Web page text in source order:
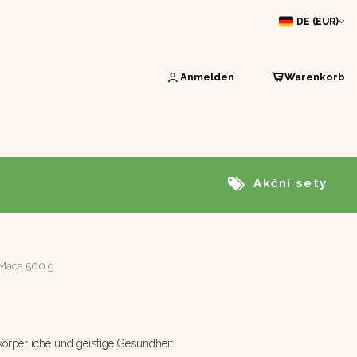
DE (EUR)
Anmelden Warenkorb
Akční sety
500 g
und geistige Gesundheit